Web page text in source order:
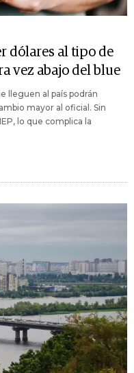
dólares al tipo de
vez abajo del blue
lleguen al país podrán
mayor al oficial. Sin
lo que complica la